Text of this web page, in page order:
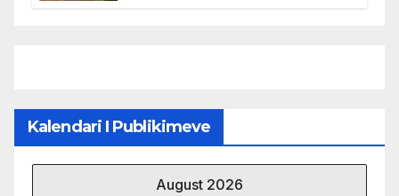
Kalendari I Publikimeve
August 2026